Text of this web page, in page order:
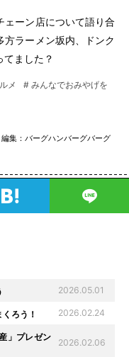
ェーン店について語り合
方ラーメン坂内、ドンク
ました？
メ
# みんなでおみやげを
編集： バーグハンバーグバーグ
2026.05.01
ろう！ 2026.02.24
」プレゼン
2026.02.06